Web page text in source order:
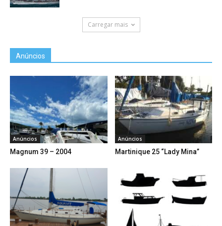
Carregar mais
Anúncios
Anúncios
Magnum 39 – 2004
Anúncios
Martinique 25 “Lady Mina”